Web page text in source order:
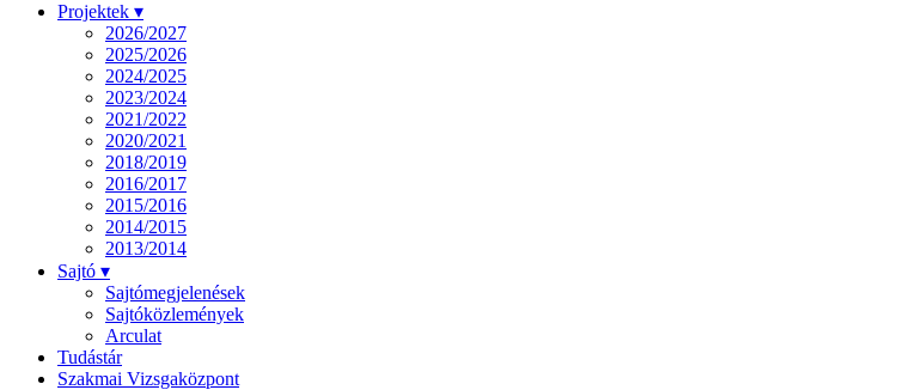
Projektek ▾
2026/2027
2025/2026
2024/2025
2023/2024
2021/2022
2020/2021
2018/2019
2016/2017
2015/2016
2014/2015
2013/2014
Sajtó ▾
Sajtómegjelenések
Sajtóközlemények
Arculat
Tudástár
Szakmai Vizsgaközpont